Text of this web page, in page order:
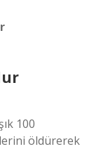
100
öldürerek